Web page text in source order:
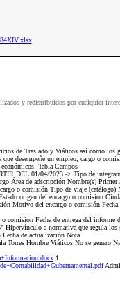
y redistribuidos por cualquier
de Traslado y Viáticos así como los
desempeñe un empleo, cargo o
Tabla Campos
DEL 01/04/2023 -> Tipo de
Área de adscripción Nombre(s) Primer
o comisión Tipo de viaje (catálogo)
origen del encargo o comisión
Motivo del encargo o comisión Fecha
comisión Fecha de entrega del informe
Hipervínculo a normativa que regula los
de actualización Nota
Torres Hombre Viáticos No se genero
1